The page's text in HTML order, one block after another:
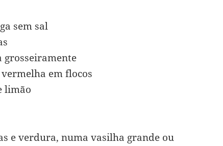
sem sal
grosseiramente
em flocos
limão
e verdura, numa vasilha grande ou